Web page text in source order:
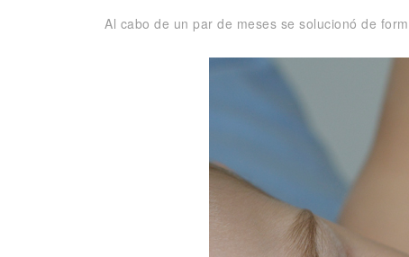
Al cabo de un par de meses se solucionó de